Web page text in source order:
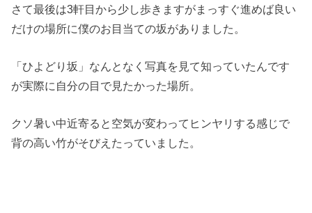
さて最後は3軒目から少し歩きますがまっすぐ進めば良い
だけの場所に僕のお目当ての坂がありました。
「ひよどり坂」なんとなく写真を見て知っていたんです
が実際に自分の目で見たかった場所。
クソ暑い中近寄ると空気が変わってヒンヤリする感じで
背の高い竹がそびえたっていました。